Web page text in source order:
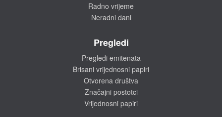
Radno vrijeme
Neradni dani
Pregledi
Pregledi emitenata
Brisani vrijednosni papiri
Otvorena društva
Značajni postotci
Vrijednosni papiri